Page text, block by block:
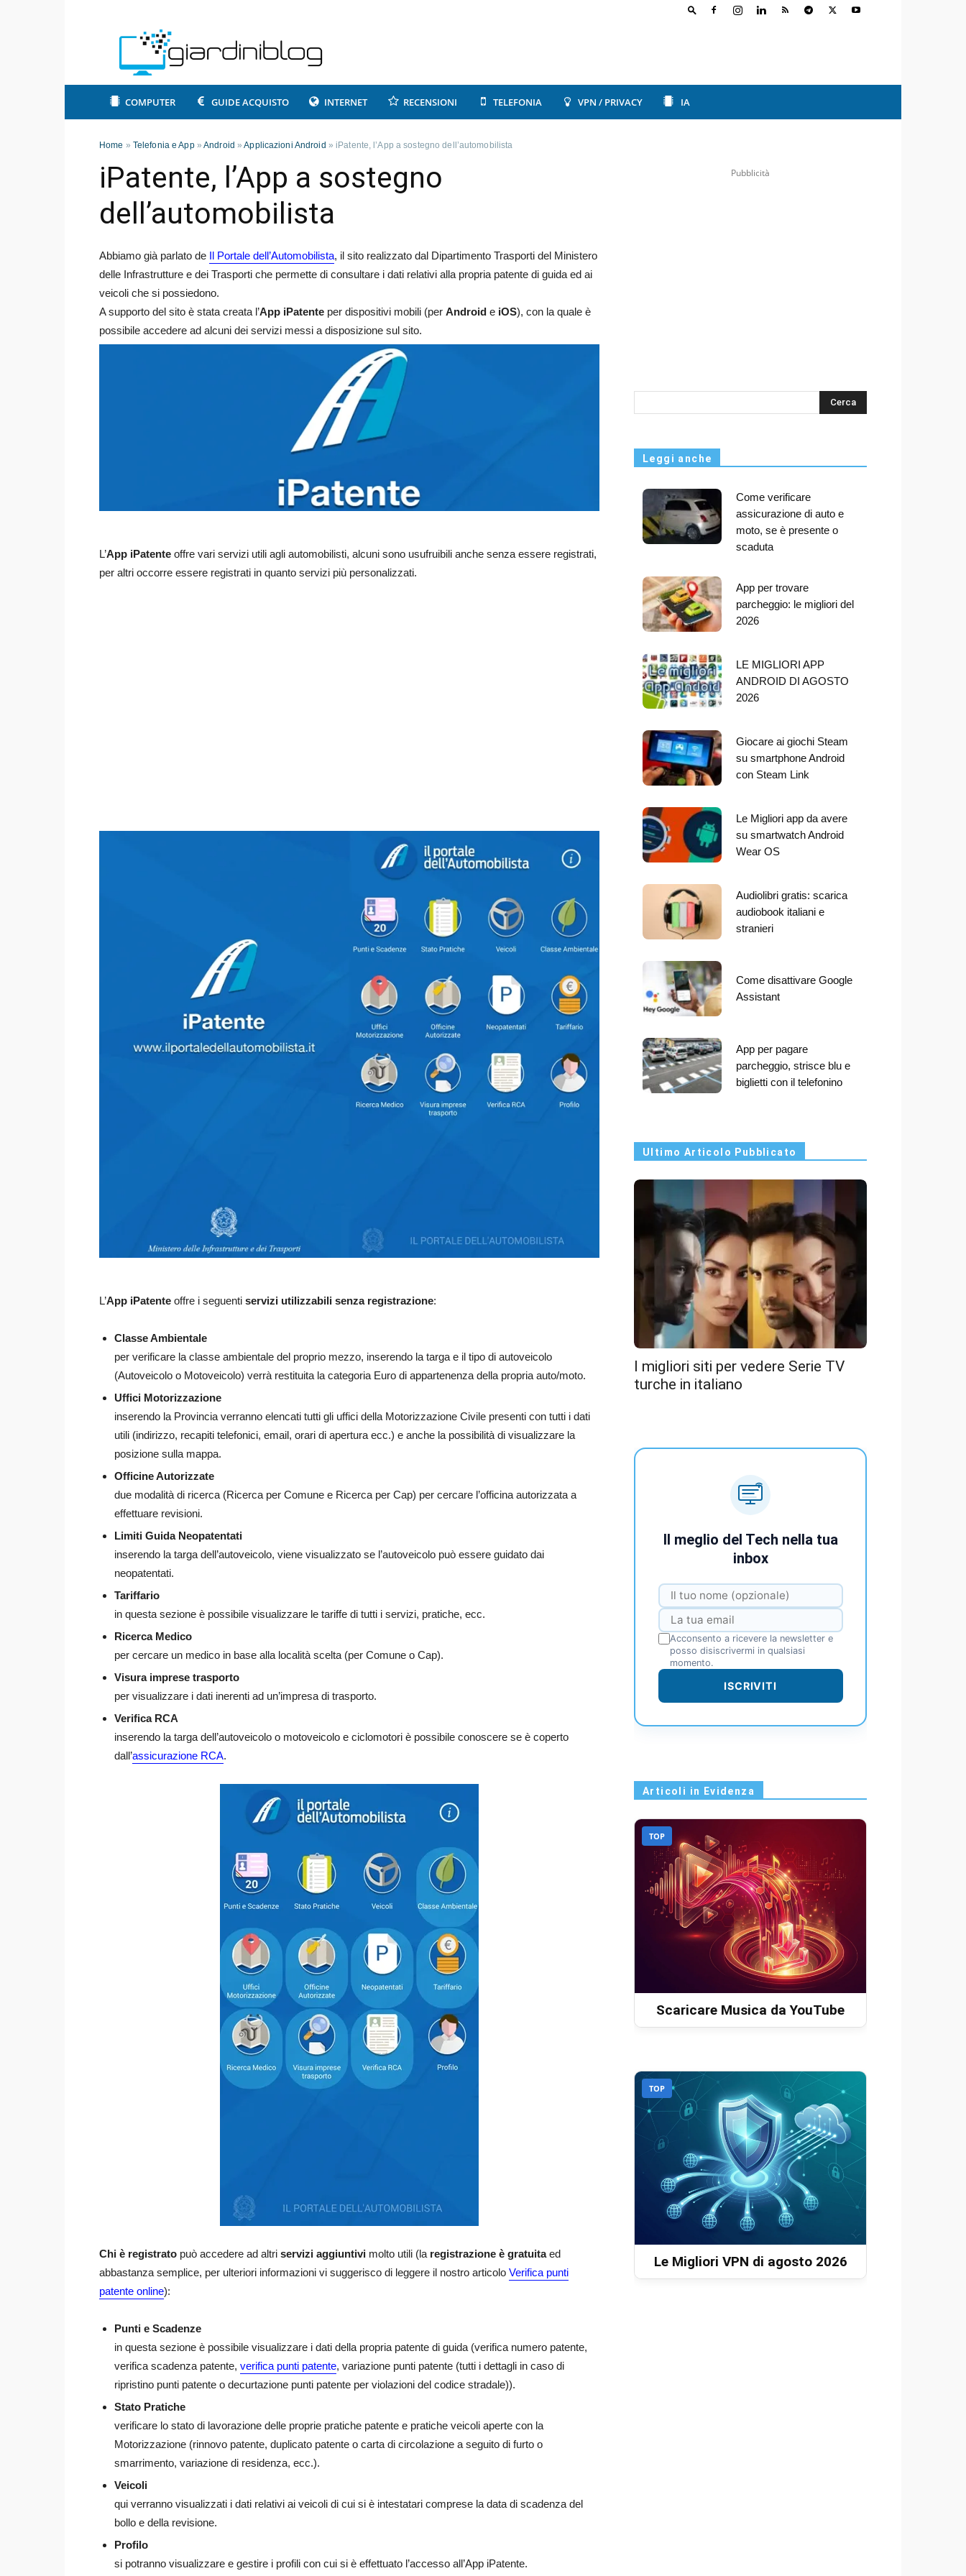
COMPUTER GUIDE ACQUISTO INTERNET RECENSIONI TELEFONIA VPN / PRIVACY IA
Home » Telefonia e App»Android »Applicazioni Android »iPatente, l’App a sostegno dell’automobilista
iPatente, l’App a sostegno
dell’automobilista
Abbiamo già parlato de Il Portale dell’Automobilista, il sito realizzato dal Dipartimento Trasporti del Ministero
delle Infrastrutture e dei Trasporti che permette di consultare i dati relativi alla propria patente di guida ed ai
veicoli che si possiedono.
A supporto del sito è stata creata l’App iPatente per dispositivi mobili (per Android e iOS), con la quale è
possibile accedere ad alcuni dei servizi messi a disposizione sul sito.
L’App iPatente offre vari servizi utili agli automobilisti, alcuni sono usufruibili anche senza essere registrati,
per altri occorre essere registrati in quanto servizi più personalizzati.
L’App iPatente offre i seguenti servizi utilizzabili senza registrazione:
Classe Ambientale
per verificare la classe ambientale del proprio mezzo, inserendo la targa e il tipo di autoveicolo
(Autoveicolo o Motoveicolo) verrà restituita la categoria Euro di appartenenza della propria auto/moto.
Uffici Motorizzazione
inserendo la Provincia verranno elencati tutti gli uffici della Motorizzazione Civile presenti con tutti i dati
utili (indirizzo, recapiti telefonici, email, orari di apertura ecc.) e anche la possibilità di visualizzare la
posizione sulla mappa.
Officine Autorizzate
due modalità di ricerca (Ricerca per Comune e Ricerca per Cap) per cercare l’officina autorizzata a
effettuare revisioni.
Limiti Guida Neopatentati
inserendo la targa dell’autoveicolo, viene visualizzato se l’autoveicolo può essere guidato dai
neopatentati.
Tariffario
in questa sezione è possibile visualizzare le tariffe di tutti i servizi, pratiche, ecc.
Ricerca Medico
per cercare un medico in base alla località scelta (per Comune o Cap).
Visura imprese trasporto
per visualizzare i dati inerenti ad un’impresa di trasporto.
Verifica RCA
inserendo la targa dell’autoveicolo o motoveicolo e ciclomotori è possibile conoscere se è coperto
dall’assicurazione RCA.
Chi è registrato può accedere ad altri servizi aggiuntivi molto utili (la registrazione è gratuitaed
abbastanza semplice, per ulteriori informazioni vi suggerisco di leggere il nostro articolo Verifica punti
patente online):
Punti e Scadenze
in questa sezione è possibile visualizzare i dati della propria patente di guida (verifica numero patente,
verifica scadenza patente, verifica punti patente, variazione punti patente (tutti i dettagli in caso di
ripristino punti patente o decurtazione punti patente per violazioni del codice stradale)).
Stato Pratiche
verificare lo stato di lavorazione delle proprie pratiche patente e pratiche veicoli aperte con la
Motorizzazione (rinnovo patente, duplicato patente o carta di circolazione a seguito di furto o
smarrimento, variazione di residenza, ecc.).
Veicoli
qui verranno visualizzati i dati relativi ai veicoli di cui si è intestatari comprese la data di scadenza del
bollo e della revisione.
Profilo
si potranno visualizzare e gestire i profili con cui si è effettuato l’accesso all’App iPatente.
Pubblicità
s
Leggi anche
Come verificare
assicurazione di auto e
moto, se è presente o
scaduta
App per trovare
parcheggio: le migliori del
2026
LE MIGLIORI APP
ANDROID DI AGOSTO
2026
Giocare ai giochi Steam
su smartphone Android
con Steam Link
Le Migliori app da avere
su smartwatch Android
Wear OS
Audiolibri gratis: scarica
audiobook italiani e
stranieri
Come disattivare Google
Assistant
App per pagare
parcheggio, strisce blu e
biglietti con il telefonino
Ultimo Articolo Pubblicato
I migliori siti per vedere Serie TV
turche in italiano
Il meglio del Tech nella tua
inbox
Acconsento a ricevere la newsletter e
posso disiscrivermi in qualsiasi
momento.
ISCRIVITI
Articoli in Evidenza
TOP
Scaricare Musica da YouTube
TOP
Le Migliori VPN di agosto 2026